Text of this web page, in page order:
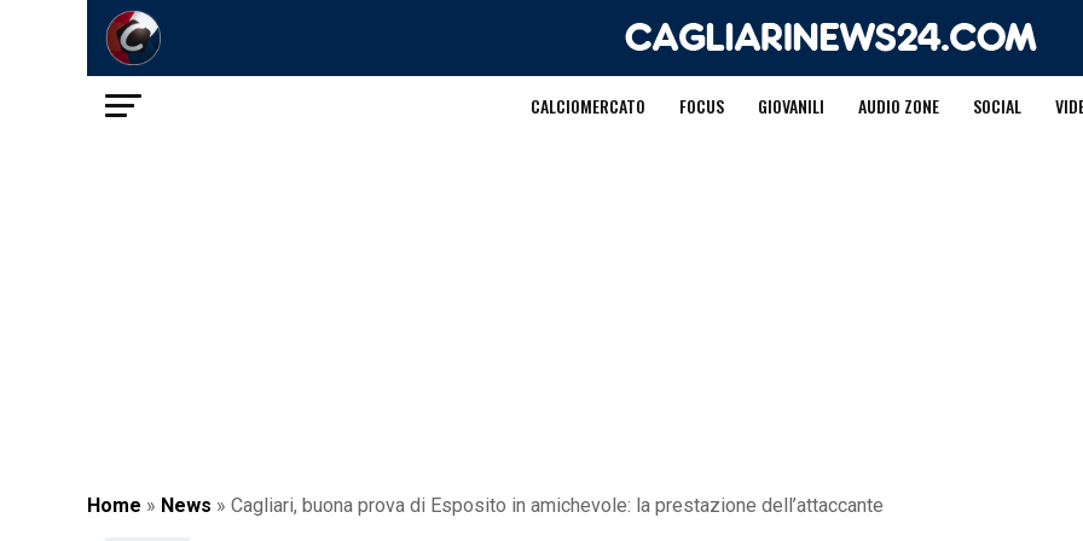
CALCIOMERCATO FOCUS GIOVANILI AUDIO ZONE SOCIAL
Home » News » Cagliari, buona prova di Esposito in amichevole: la prestazione dell’attaccante